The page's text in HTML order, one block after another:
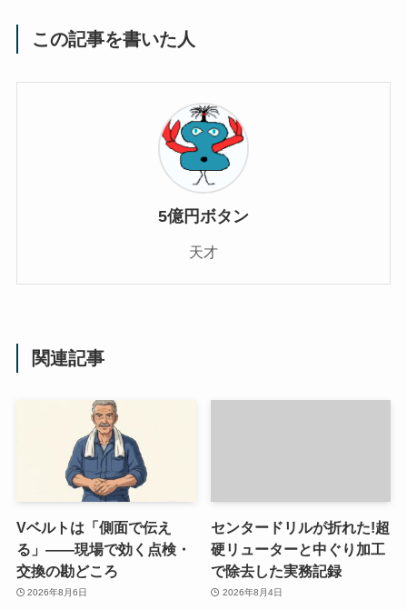
この記事を書いた人
5億円ボタン
天才
関連記事
Vベルトは「側面で伝え
る」——現場で効く点検・
交換の勘どころ
2026年8月6日
センタードリルが折れた!超
硬リューターと中ぐり加工
で除去した実務記録
2026年8月4日